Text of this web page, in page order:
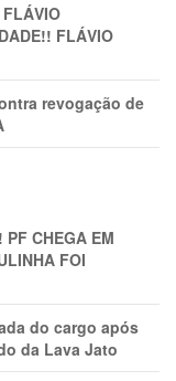
FLÁVIO
revogação de
CHEGA EM
FOI
do cargo após
da Lava Jato